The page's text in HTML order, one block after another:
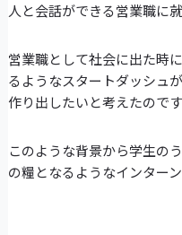
人と会話ができる営業職に
営業職として社会に出た時
るようなスタートダッシュ
作り出したいと考えたのです
このような背景から学生の
の糧となるようなインター